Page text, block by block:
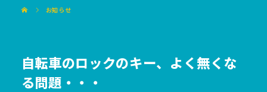
お知らせ
自転車のロックのキー、よく無くな
る問題・・・